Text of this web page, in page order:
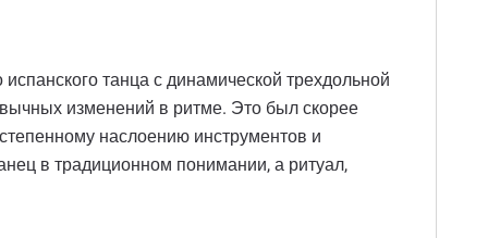
танца с динамической трехдольной
изменений в ритме. Это был скорее
наслоению инструментов и
в традиционном понимании, а ритуал,